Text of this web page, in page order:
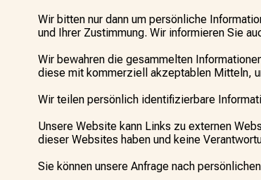
Wir bitten nur dann um persönliche
und Ihrer Zustimmung. Wir informieren Sie
Wir bewahren die gesammelten
diese mit kommerziell akzeptablen Mitteln,
Wir teilen persönlich identifizierbare
Unsere Website kann Links zu externen
dieser Websites haben und keine
Sie können unsere Anfrage nach